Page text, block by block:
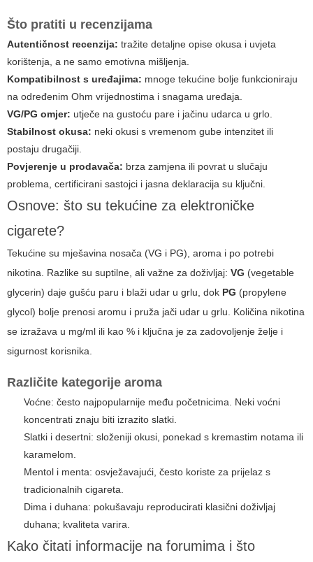
Što pratiti u recenzijama
Autentičnost recenzija: tražite detaljne opise okusa i uvjeta
korištenja, a ne samo emotivna mišljenja.
Kompatibilnost s uređajima: mnoge tekućine bolje funkcioniraju
na određenim Ohm vrijednostima i snagama uređaja.
VG/PG omjer: utječe na gustoću pare i jačinu udarca u grlo.
Stabilnost okusa: neki okusi s vremenom gube intenzitet ili
postaju drugačiji.
Povjerenje u prodavača: brza zamjena ili povrat u slučaju
problema, certificirani sastojci i jasna deklaracija su ključni.
Osnove: što su tekućine za elektroničke
cigarete?
Tekućine su mješavina nosača (VG i PG), aroma i po potrebi
nikotina. Razlike su suptilne, ali važne za doživljaj: VG (vegetable
glycerin) daje gušću paru i blaži udar u grlu, dok PG (propylene
glycol) bolje prenosi aromu i pruža jači udar u grlu. Količina nikotina
se izražava u mg/ml ili kao % i ključna je za zadovoljenje želje i
sigurnost korisnika.
Različite kategorije aroma
Voćne: često najpopularnije među početnicima. Neki voćni
koncentrati znaju biti izrazito slatki.
Slatki i desertni: složeniji okusi, ponekad s kremastim notama ili
karamelom.
Mentol i menta: osvježavajući, često koriste za prijelaz s
tradicionalnih cigareta.
Dima i duhana: pokušavaju reproducirati klasični doživljaj
duhana; kvaliteta varira.
Kako čitati informacije na forumima i što